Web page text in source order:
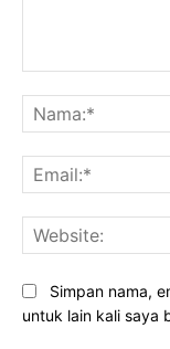
Simpan nama,
untuk lain kali saya